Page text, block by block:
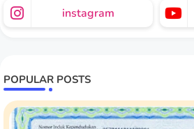
instagram
POPULAR POSTS